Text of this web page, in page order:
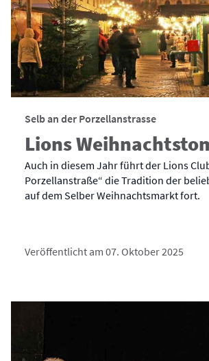
Selb an der Porzellanstrasse
Lions
Auch in diesem Jahr führt der Lions
Porzellanstraße“ die Tradition der
auf dem Selber Weihnachtsmarkt fort.
Veröffentlicht am 07. Oktober 2025